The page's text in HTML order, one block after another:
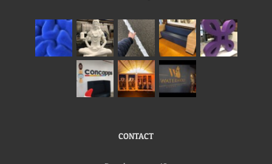
CONTACT